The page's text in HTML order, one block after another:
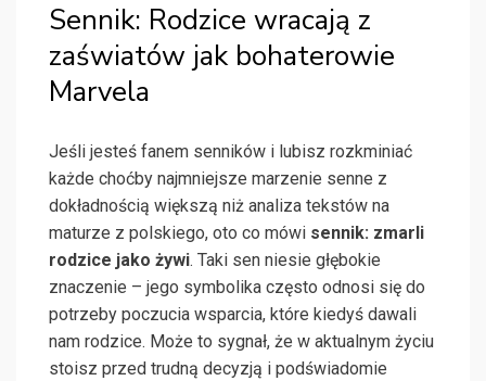
Sennik: Rodzice wracają z
zaświatów jak bohaterowie
Marvela
Jeśli jesteś fanem senników i lubisz rozkminiać
każde choćby najmniejsze marzenie senne z
dokładnością większą niż analiza tekstów na
maturze z polskiego, oto co mówi sennik: zmarli
rodzice jako żywi. Taki sen niesie głębokie
znaczenie – jego symbolika często odnosi się do
potrzeby poczucia wsparcia, które kiedyś dawali
nam rodzice. Może to sygnał, że w aktualnym życiu
stoisz przed trudną decyzją i podświadomie